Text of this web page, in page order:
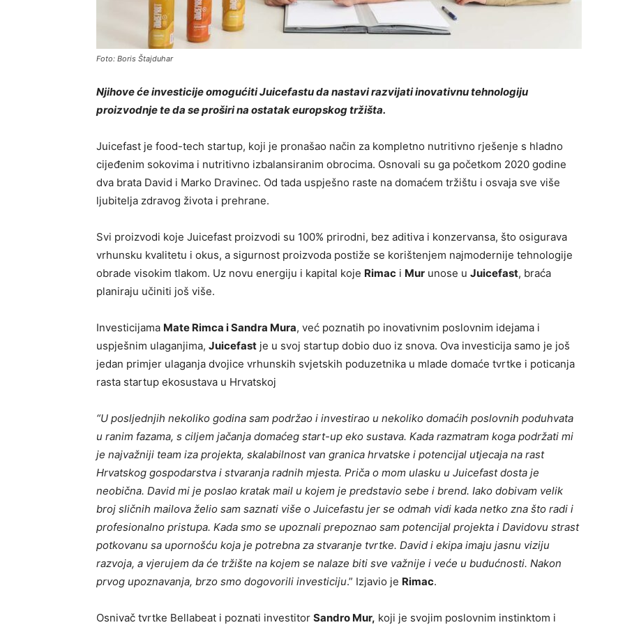
Foto: Boris Štajduhar
Njihove će investicijeomogućiti Juicefastu da nastavi razvijati inovativnu tehnologiju
proizvodnje te da se proširi na ostatak europskog tržišta.
Juicefast je food-tech startup, koji je pronašao način za kompletno nutritivno rješenje s hladno
cijeđenim sokovima i nutritivno izbalansiranim obrocima. Osnovali su ga početkom 2020 godine
dva brata David i Marko Dravinec. Od tada uspješno raste na domaćem tržištu i osvaja sve više
ljubitelja zdravog života i prehrane.
Svi proizvodi koje Juicefast proizvodi su 100% prirodni, bez aditiva i konzervansa, što osigurava
vrhunsku kvalitetu i okus, a sigurnost proizvoda postiže se korištenjem najmodernije tehnologije
obrade visokim tlakom. Uz novu energiju i kapital koje Rimac i Mur unose u Juicefast, braća
planiraju učiniti još više.
Investicijama Mate Rimca iSandra Mura, već poznatih po inovativnim poslovnim idejama i
uspješnim ulaganjima, Juicefast je u svoj startup dobio duo iz snova. Ova investicija samo je još
jedan primjer ulaganja dvojice vrhunskih svjetskih poduzetnika u mlade domaće tvrtke i poticanja
rasta startup ekosustava u Hrvatskoj
“U posljednjih nekoliko godina sam podržao i investirao u nekoliko domaćih poslovnih poduhvata
u ranim fazama, s ciljem jačanja domaćeg start-up eko sustava. Kada razmatram koga podržati mi
je najvažniji team iza projekta, skalabilnost van granica hrvatske i potencijal utjecaja na rast
Hrvatskog gospodarstva i stvaranja radnih mjesta. Priča o mom ulasku u Juicefast dosta je
neobična. David mi je poslao kratak mail u kojem je predstavio sebe i brend. Iako dobivam velik
broj sličnih mailova želio sam saznati više o Juicefastu jer se odmah vidi kada netko zna što radi i
profesionalno pristupa. Kada smo se upoznali prepoznao sam potencijal projekta i Davidovu strast
potkovanu sa upornošću koja je potrebna za stvaranje tvrtke. David i ekipa imaju jasnu viziju
razvoja, a vjerujem da će tržište na kojem se nalaze biti sve važnije i veće u budućnosti. Nakon
prvog upoznavanja, brzo smo dogovorili investiciju.” Izjavio je Rimac.
Osnivač tvrtke Bellabeat i poznati investitor Sandro Mur, koji je svojim poslovnim instinktom i